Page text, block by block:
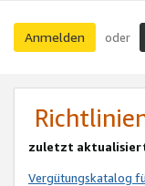
Anmelden oder
zuletzt
Vergütungskatalog